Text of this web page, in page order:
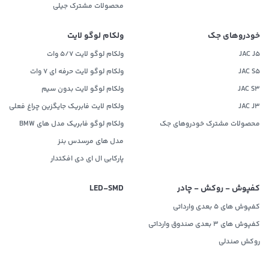
محصولات مشترک جیلی
خودروهای جک
JAC J5
JAC S5
JAC S3
JAC J3
محصولات مشترک خودروهای جک
ولکام لوگو لایت
ولکام لوگو لایت 5/7 وات
ولکام لوگو لایت حرفه ای 7 وات
ولکام لوگو لایت بدون سیم
ولکام لایت فابریک جایگزین چراغ فعلی
ولکام لوگو فابریک مدل های BMW
مدل های مرسدس بنز
پارکابی ال ای دی افکتدار
کفپوش - روکش - چادر
کفپوش های 5 بعدی وارداتی
کفپوش های 3 بعدی صندوق وارداتی
روکش صندلی
LED‌-SMD